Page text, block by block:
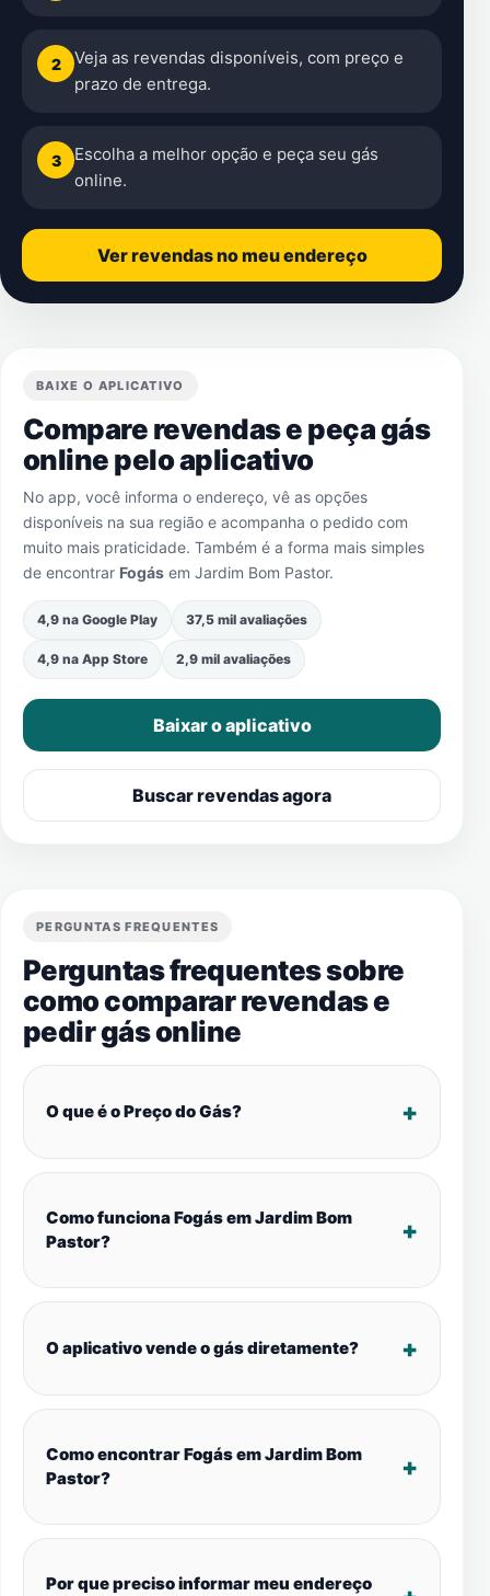
2
Veja as revendas disponíveis, com preço e
prazo de entrega.
3
Escolha a melhor opção e peça seu gás
online.
Ver revendas no meu endereço
BAIXE O APLICATIVO
Compare revendas e peça gás
online pelo aplicativo
No app, você informa o endereço, vê as opções
disponíveis na sua região e acompanha o pedido com
muito mais praticidade. Também é a forma mais simples
de encontrar Fogás em Jardim Bom Pastor.
4,9 na Google Play 37,5 mil avaliações
4,9 na App Store 2,9 mil avaliações
Baixar o aplicativo
Buscar revendas agora
PERGUNTAS FREQUENTES
Perguntas frequentes sobre
como comparar revendas e
pedir gás online
O que é o Preço do Gás?
Como funciona Fogás em Jardim Bom
Pastor?
O aplicativo vende o gás diretamente?
Como encontrar Fogás em Jardim Bom
Pastor?
Por que preciso informar meu endereço